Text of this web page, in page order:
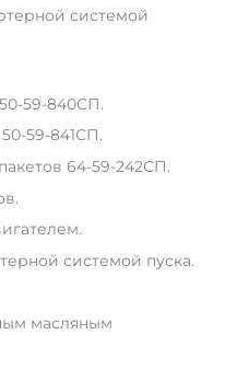
системой
59-840СП.
59-841СП.
64-59-242СП.
системой пуска.
масляным